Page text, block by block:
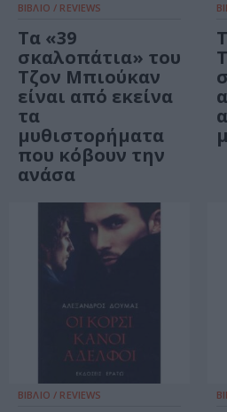
ΒΙΒΛΙΟ / REVIEWS
Τα «39
σκαλοπάτια» του
Τζον Μπιούκαν
είναι από εκείνα
τα
μυθιστορήματα
που κόβουν την
ανάσα
ΒΙΒΛΙΟ / REVIEWS